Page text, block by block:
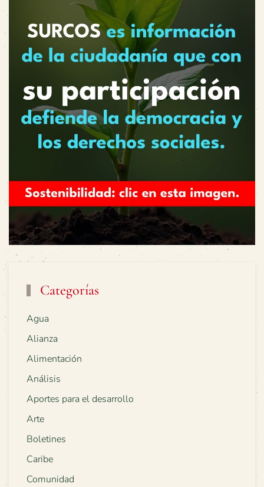
Categorías
Agua
Alianza
Alimentación
Análisis
Aportes para el desarrollo
Arte
Boletines
Caribe
Comunidad